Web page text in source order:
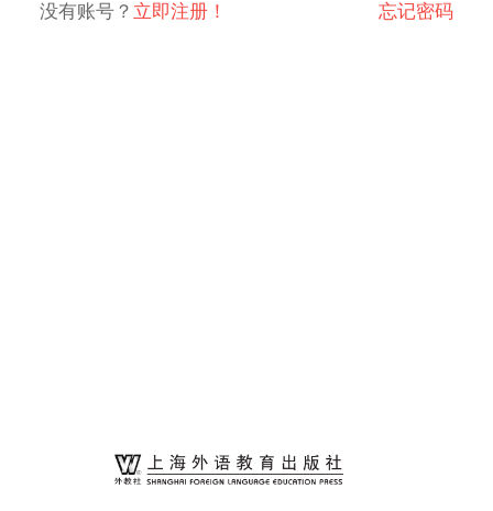
没有账号？ 立即注册！ 忘记密码